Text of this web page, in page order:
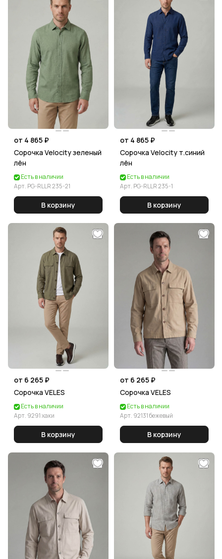
от 4 865 ₽
Сорочка Velocity зеленый
лён
Есть в наличии
Арт. PG-RLLR 235-21
В корзину
от 4 865 ₽
Сорочка Velocity т.синий
лён
Есть в наличии
Арт. PG-RLLR 235-1
В корзину
от 6 265 ₽
Сорочка VELES
Есть в наличии
Арт. 9291 хаки
В корзину
от 6 265 ₽
Сорочка VELES
Есть в наличии
Арт. 92131 бежевый
В корзину